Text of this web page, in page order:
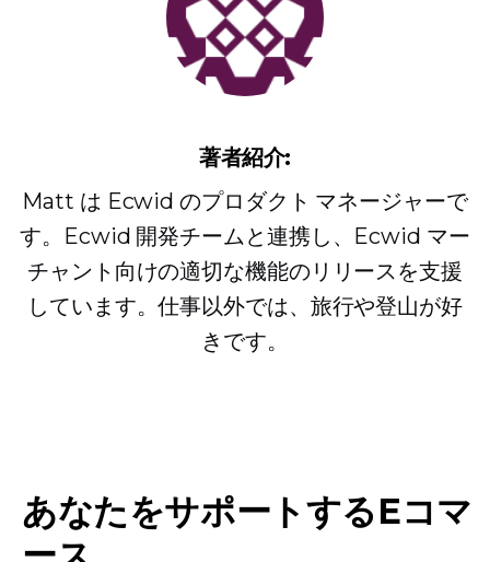
著者紹介:
Matt は Ecwid のプロダクト マネージャーで
す。Ecwid 開発チームと連携し、Ecwid マー
チャント向けの適切な機能のリリースを支援
しています。仕事以外では、旅行や登山が好
きです。
あなたをサポートするEコマ